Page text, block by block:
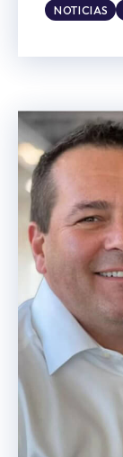
NOTICIAS